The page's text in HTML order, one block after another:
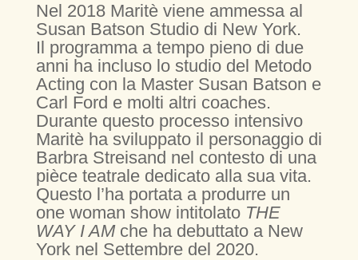
Nel 2018 Maritè viene ammessa al
Susan Batson Studio di New York.
Il programma a tempo pieno di due
anni ha incluso lo studio del Metodo
Acting con la Master Susan Batson e
Carl Ford e molti altri coaches.
Durante questo processo intensivo
Maritè ha sviluppato il personaggio di
Barbra Streisand nel contesto di una
pièce teatrale dedicato alla sua vita.
Questo l’ha portata a produrre un
one woman show intitolato THE
WAY I AMche ha debuttato a New
York nel Settembre del 2020.